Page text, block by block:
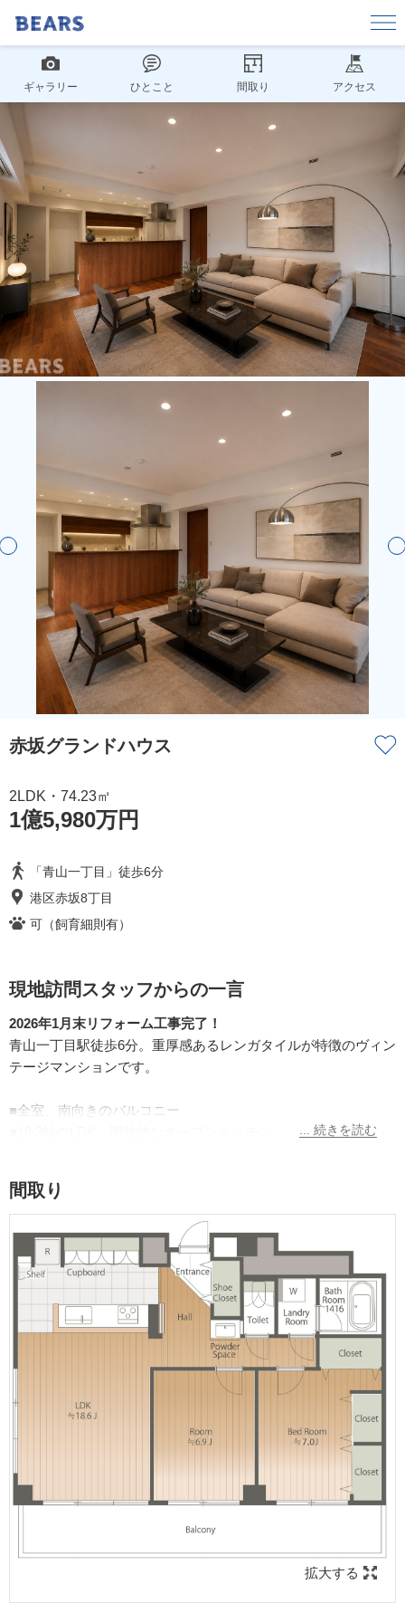
ギャラリー ひとこと 間取り アクセス
赤坂グランドハウス
2LDK・74.23㎡
1億5,980万円
「青山一丁目」徒歩6分
港区赤坂8丁目
可（飼育細則有）
現地訪問スタッフからの一言
2026年1月末リフォーム工事完了！
青山一丁目駅徒歩6分。重厚感あるレンガタイルが特徴のヴィン
テージマンションです。
■全室、南向きのバルコニー
軽快アクセス
【リノベーション内容】
・全室クロス張替
・水回り床仕上げ張替え
※既存フローリングは無垢フローリング貼
・システムキッチン新規交換
・洗面脱衣室改修、洗面化粧台交換
・防水パン・洗濯水栓交換
・浴室暖房乾燥機付き
・建具・巾木交換
街の魅力はこちら
間取り
拡大する